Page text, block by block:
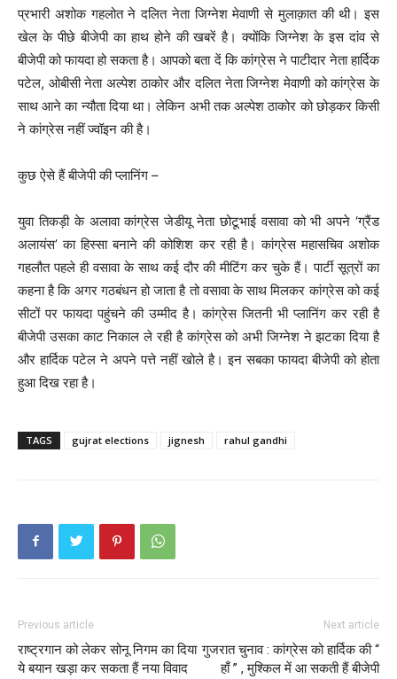
प्रभारी अशोक गहलोत ने दलित नेता जिग्नेश मेवाणी से मुलाक़ात की थी। इस
खेल के पीछे बीजेपी का हाथ होने की खबरें है। क्योंकि जिग्नेश के इस दांव से
बीजेपी को फायदा हो सकता है। आपको बता दें कि कांग्रेस ने पाटीदार नेता हार्दिक
पटेल, ओबीसी नेता अल्पेश ठाकोर और दलित नेता जिग्नेश मेवाणी को कांग्रेस के
साथ आने का न्यौता दिया था। लेकिन अभी तक अल्पेश ठाकोर को छोड़कर किसी
ने कांग्रेस नहीं ज्वॉइन की है।
कुछ ऐसे हैं बीजेपी की प्लानिंग –
युवा तिकड़ी के अलावा कांग्रेस जेडीयू नेता छोटूभाई वसावा को भी अपने ‘ग्रैंड
अलायंस’ का हिस्सा बनाने की कोशिश कर रही है। कांग्रेस महासचिव अशोक
गहलौत पहले ही वसावा के साथ कई दौर की मीटिंग कर चुके हैं। पार्टी सूत्रों का
कहना है कि अगर गठबंधन हो जाता है तो वसावा के साथ मिलकर कांग्रेस को कई
सीटों पर फायदा पहुंचने की उम्मीद है। कांग्रेस जितनी भी प्लानिंग कर रही है
बीजेपी उसका काट निकाल ले रही है कांग्रेस को अभी जिग्नेश ने झटका दिया है
और हार्दिक पटेल ने अपने पत्ते नहीं खोले है। इन सबका फायदा बीजेपी को होता
हुआ दिख रहा है।
TAGS gujrat elections jignesh rahul gandhi
Previous article
राष्ट्रगान को लेकर सोनू निगम का दिया
ये बयान खड़ा कर सकता हैं नया विवाद
Next article
गुजरात चुनाव : कांग्रेस को हार्दिक की “
हाँ ” , मुश्किल में आ सकती हैं बीजेपी